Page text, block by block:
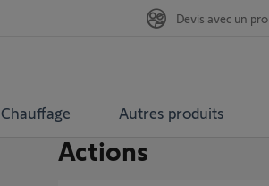
Chauffage Autres produits
Devis avec un pro
Actions